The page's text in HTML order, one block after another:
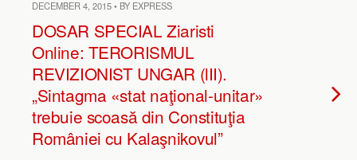
DECEMBER 4, 2015 • BY EXPRESS
DOSAR SPECIAL Ziaristi
Online: TERORISMUL
REVIZIONIST UNGAR (lII).
„Sintagma «stat naţional-unitar»
trebuie scoasă din Constituţia
României cu Kalaşnikovul”